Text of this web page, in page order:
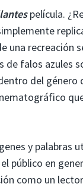
película.
una recreación
falos azules
del género
y palabras
público en
como un